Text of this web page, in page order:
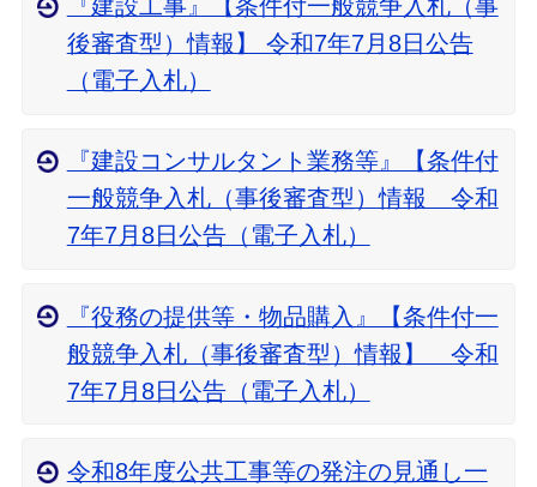
『建設工事』【条件付一般競争入札（事
後審査型）情報】 令和7年7月8日公告
（電子入札）
『建設コンサルタント業務等』【条件付
一般競争入札（事後審査型）情報 令和
7年7月8日公告（電子入札）
『役務の提供等・物品購入』【条件付一
般競争入札（事後審査型）情報】 令和
7年7月8日公告（電子入札）
令和8年度公共工事等の発注の見通し一